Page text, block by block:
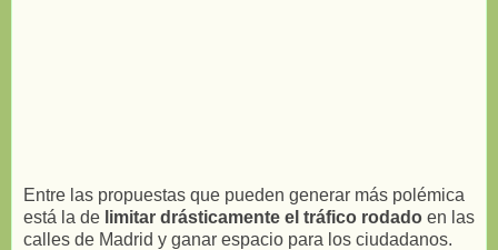
Entre las propuestas que pueden generar más polémica
está la de limitar drásticamente el tráfico rodado en las
calles de Madrid y ganar espacio para los ciudadanos.